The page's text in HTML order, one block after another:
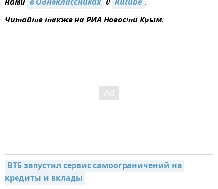
нами в Одноклассниках и Rutube.
Читайте также на РИА Новости Крым:
ВТБ запустил сервис самоограничений на
кредиты и вклады